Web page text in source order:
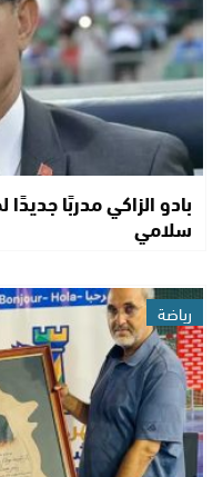
بادو الزاكي مدربًا
سلامي
رياضة